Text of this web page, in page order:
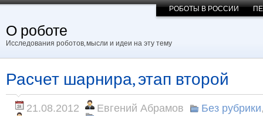
РОБОТЫ В РОССИИ
О роботе
Исследования роботов, мысли и идеи на эту тему
Расчет шарнира, этап второй
21.08.2012 Евгений Абрамов Без рубрики